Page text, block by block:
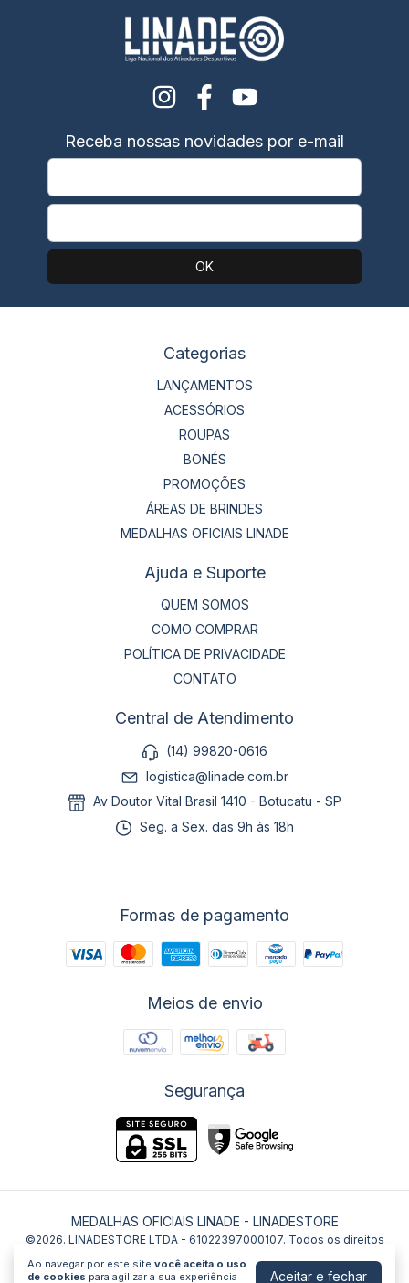
Ao navegar por este site você aceita o uso
de cookies para agilizar a sua experiência Aceitar e fechar
Receba nossas novidades por e-mail
Categorias
LANÇAMENTOS
ACESSÓRIOS
ROUPAS
BONÉS
PROMOÇÕES
ÁREAS DE BRINDES
MEDALHAS OFICIAIS LINADE
Ajuda e Suporte
QUEM SOMOS
COMO COMPRAR
POLÍTICA DE PRIVACIDADE
CONTATO
Central de Atendimento
(14) 99820-0616
logistica@linade.com.br
Av Doutor Vital Brasil 1410 - Botucatu - SP
Seg. a Sex. das 9h às 18h
Formas de pagamento
Meios de envio
Segurança
MEDALHAS OFICIAIS LINADE - LINADESTORE
©2026. LINADESTORE LTDA - 61022397000107. Todos os direitos